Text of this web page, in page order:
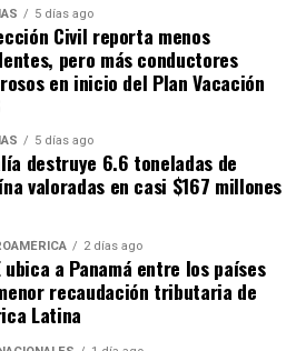
la organización conjunta del
de cooperación entre los
capaces de
grandes
de dejar un
5 días ago
Civil reporta menos
pero más conductores
en inicio del Plan Vacación
5 días ago
destruye 6.6 toneladas de
valoradas en casi $167 millones
2 días ago
ubica a Panamá entre los países
recaudación tributaria de
Latina